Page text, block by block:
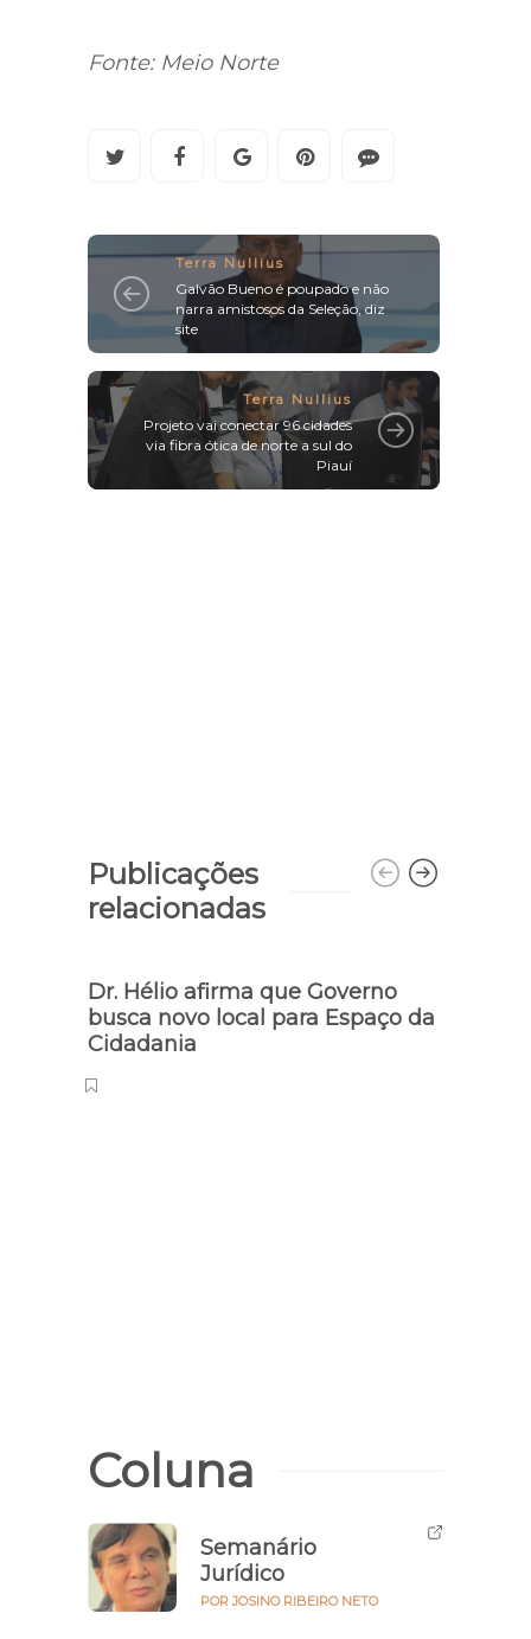
Fonte: Meio Norte
Terra Nullius
Galvão Bueno é poupado e não
narra amistosos da Seleção, diz
site
Terra Nullius
Projeto vai conectar 96 cidades
via fibra ótica de norte a sul do
Piauí
Publicações
relacionadas
Dr. Hélio afirma que Governo
busca novo local para Espaço da
Cidadania
Coluna
Semanário
Jurídico
POR JOSINO RIBEIRO NETO